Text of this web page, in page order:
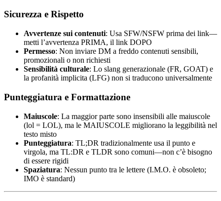
Sicurezza e Rispetto
Avvertenze sui contenuti: Usa SFW/NSFW prima dei link—
metti l’avvertenza PRIMA, il link DOPO
Permesso: Non inviare DM a freddo contenuti sensibili,
promozionali o non richiesti
Sensibilità culturale: Lo slang generazionale (FR, GOAT) e
la profanità implicita (LFG) non si traducono universalmente
Punteggiatura e Formattazione
Maiuscole: La maggior parte sono insensibili alle maiuscole
(lol = LOL), ma le MAIUSCOLE migliorano la leggibilità nel
testo misto
Punteggiatura: TL;DR tradizionalmente usa il punto e
virgola, ma TL:DR e TLDR sono comuni—non c’è bisogno
di essere rigidi
Spaziatura: Nessun punto tra le lettere (I.M.O. è obsoleto;
IMO è standard)